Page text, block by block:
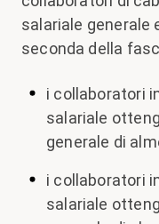
salariale generale
seconda della
i collaboratori
salariale
generale di
i collaboratori
salariale